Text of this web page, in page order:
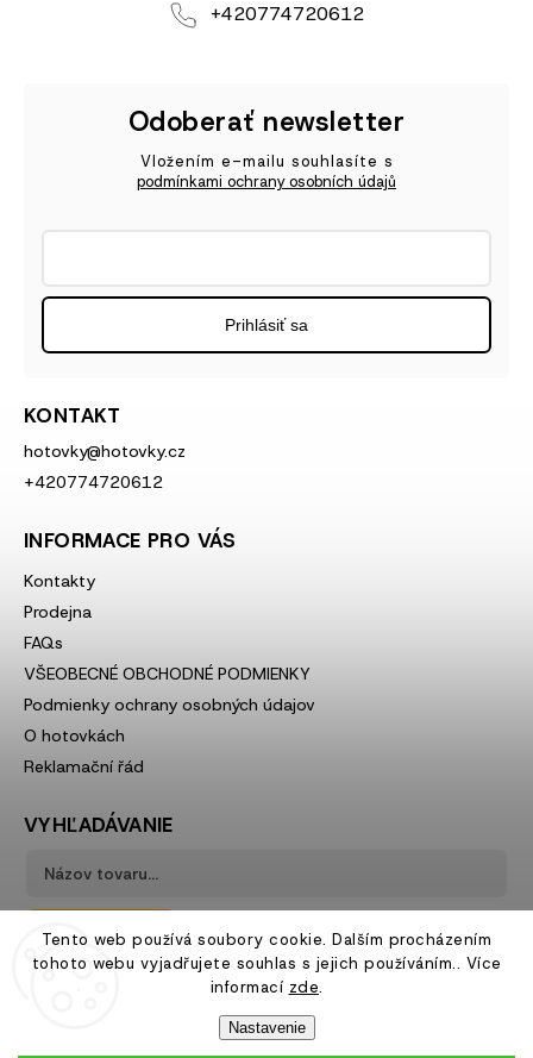
Tento web používá soubory cookie. Dalším procházením
tohoto webu vyjadřujete souhlas s jejich používáním.. Více
informací zde.
Nastavenie
+420774720612
KONTAKT
hotovky@hotovky.cz
+420774720612
INFORMACE PRO VÁS
Kontakty
Prodejna
FAQs
VŠEOBECNÉ OBCHODNÉ PODMIENKY
Podmienky ochrany osobných údajov
O hotovkách
Reklamační řád
VYHĽADÁVANIE
Hľadať
Odoberať newsletter
Vložením e-mailu souhlasíte s
podmínkami ochrany osobních údajů
Prihlásiť sa